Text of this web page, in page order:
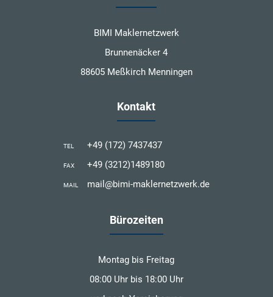
BIMI Maklernetzwerk
Brunnenäcker 4
88605 Meßkirch Menningen
Kontakt
TEL +49 (172) 7437437
FAX +49 (3212)1489180
MAIL mail@bimi-maklernetzwerk.de
Bürozeiten
Montag bis Freitag
08:00 Uhr bis 18:00 Uhr